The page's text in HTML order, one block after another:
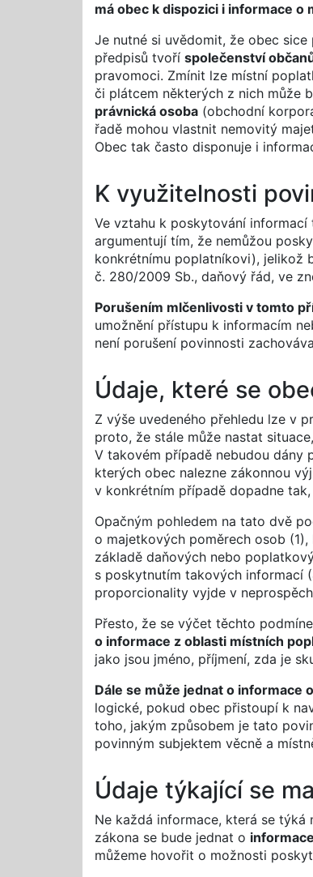
má obec k dispozici i informace
Je nutné si uvědomit, že obec
předpisů tvoří společenství
pravomoci. Zmínit lze místní
či plátcem některých z nich může
právnická osoba (obchodní
řadě mohou vlastnit nemovitý
Obec tak často disponuje i
K využitelnosti
Ve vztahu k poskytování
argumentují tím, že nemůžou
konkrétnímu poplatníkovi), jelikož
č. 280/2009 Sb., daňový řád, ve
Porušením mlčenlivosti v tomto
umožnění přístupu k informacím
není porušení povinnosti
Údaje, které se
Z výše uvedeného přehledu lze v
proto, že stále může nastat
V takovém případě nebudou dány
kterých obec nalezne zákonnou
v konkrétním případě dopadne
Opačným pohledem na tato dvě
o majetkových poměrech osob
základě daňových nebo
s poskytnutím takových informací
proporcionality vyjde v
Přesto, že se výčet těchto
o informace z oblasti místních
jako jsou jméno, příjmení, zda je
Dále se může jednat o informace
logické, pokud obec přistoupí k
toho, jakým způsobem je tato
povinným subjektem věcně a
Údaje týkající se
Ne každá informace, která se týká
zákona se bude jednat o
můžeme hovořit o možnosti